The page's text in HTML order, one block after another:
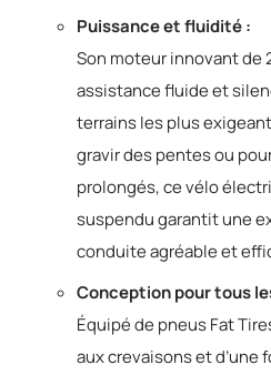
Puissance et fluidité :
Son moteur innovant de
assistance fluide et
terrains les plus
gravir des pentes ou
prolongés, ce vélo
suspendu garantit une
conduite agréable et
Conception pour tous
Équipé de pneus Fat
aux crevaisons et d’une